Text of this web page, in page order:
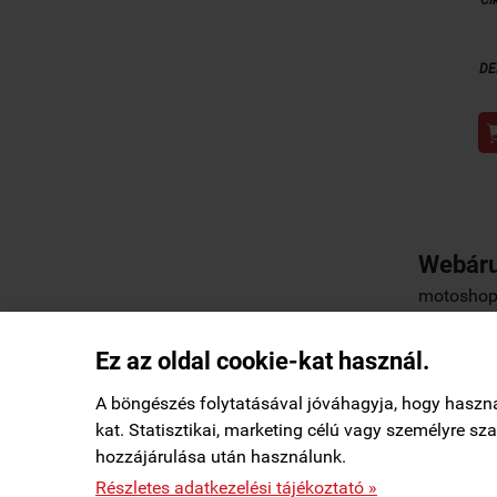
Ez az oldal cookie-kat használ.
A böngészés folytatásával jóváhagyja, hogy
kat. Statisztikai, marketing célú vagy személyre
hozzájárulása után használunk.
Részletes adatkezelési tájékoztató »
Elállás a szerződéstől|Barion|Kezdőlap|
motoshop.startuzlet.hu - SB Motoralkatrész Kft.
Mácsai Pécs településről
Vásárolt a webáruházban
2 órával ezelőtt StartÜzlet által hitelesítve